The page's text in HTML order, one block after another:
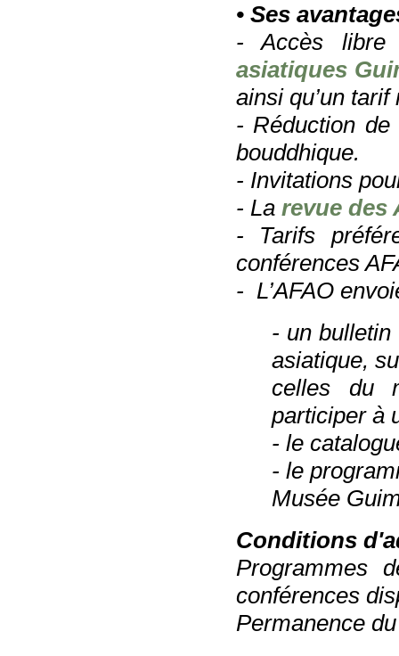
• Ses
-Accès
asiatiques
ainsi qu’un
- Réduction
bouddhique.
- Invitations
- La revue
- Tarifs
conférences
- L’AFAO
- un bulletin
asiatique,
celles du
participer à
- le
- le
Musée
Conditions
Programmes
conférences
Permanence